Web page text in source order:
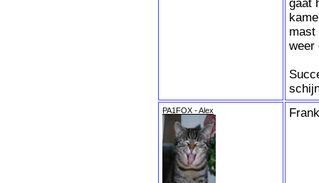
gaat
mast
weer
PA1FOX - Alex